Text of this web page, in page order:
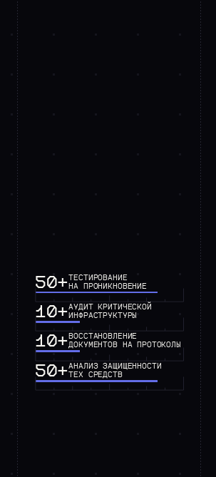
50+ТЕСТИРОВАНИЕ
НА ПРОНИКНОВЕНИЕ
10+АУДИТ КРИТИЧЕСКОЙ
ИНФРАСТРУКТУРЫ
10+ВОССТАНОВЛЕНИЕ
ДОКУМЕНТОВ НА ПРОТОКОЛЫ
50+АНАЛИЗ ЗАЩИЩЕННОСТИ
ТЕХ СРЕДСТВ